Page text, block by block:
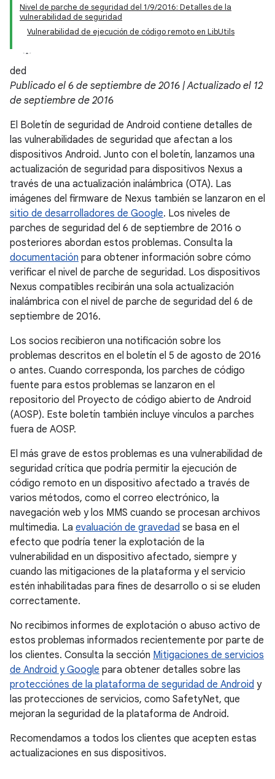
Nivel de parche de seguridad del 1/9/2016: Detalles de la
vulnerabilidad de seguridad
Vulnerabilidad de ejecución de código remoto en LibUtils
ded
Publicado el 6 de septiembre de 2016 | Actualizado el 12
de septiembre de 2016
El Boletín de seguridad de Android contiene detalles de
las vulnerabilidades de seguridad que afectan a los
dispositivos Android. Junto con el boletín, lanzamos una
actualización de seguridad para dispositivos Nexus a
través de una actualización inalámbrica (OTA). Las
imágenes del firmware de Nexus también se lanzaron en el
sitio de desarrolladores de Google. Los niveles de
parches de seguridad del 6 de septiembre de 2016 o
posteriores abordan estos problemas. Consulta la
documentación para obtener información sobre cómo
verificar el nivel de parche de seguridad. Los dispositivos
Nexus compatibles recibirán una sola actualización
inalámbrica con el nivel de parche de seguridad del 6 de
septiembre de 2016.
Los socios recibieron una notificación sobre los
problemas descritos en el boletín el 5 de agosto de 2016
o antes. Cuando corresponda, los parches de código
fuente para estos problemas se lanzaron en el
repositorio del Proyecto de código abierto de Android
(AOSP). Este boletín también incluye vínculos a parches
fuera de AOSP.
El más grave de estos problemas es una vulnerabilidad de
seguridad crítica que podría permitir la ejecución de
código remoto en un dispositivo afectado a través de
varios métodos, como el correo electrónico, la
navegación web y los MMS cuando se procesan archivos
multimedia. La evaluación de gravedad se basa en el
efecto que podría tener la explotación de la
vulnerabilidad en un dispositivo afectado, siempre y
cuando las mitigaciones de la plataforma y el servicio
estén inhabilitadas para fines de desarrollo o si se eluden
correctamente.
No recibimos informes de explotación o abuso activo de
estos problemas informados recientemente por parte de
los clientes. Consulta la sección Mitigaciones de servicios
de Android y Google para obtener detalles sobre las
protecciónes de la plataforma de seguridad de Android y
las protecciones de servicios, como SafetyNet, que
mejoran la seguridad de la plataforma de Android.
Recomendamos a todos los clientes que acepten estas
actualizaciones en sus dispositivos.